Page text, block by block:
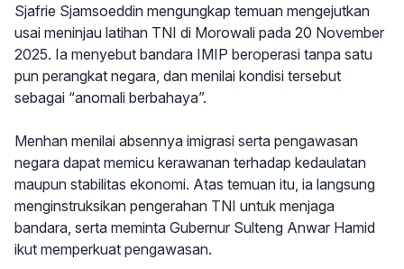
Sjafrie Sjamsoeddin mengungkap temuan mengejutkan
usai meninjau latihan TNI di Morowali pada 20 November
2025. Ia menyebut bandara IMIP beroperasi tanpa satu
pun perangkat negara, dan menilai kondisi tersebut
sebagai “anomali berbahaya”.
Menhan menilai absennya imigrasi serta pengawasan
negara dapat memicu kerawanan terhadap kedaulatan
maupun stabilitas ekonomi. Atas temuan itu, ia langsung
menginstruksikan pengerahan TNI untuk menjaga
bandara, serta meminta Gubernur Sulteng Anwar Hamid
ikut memperkuat pengawasan.